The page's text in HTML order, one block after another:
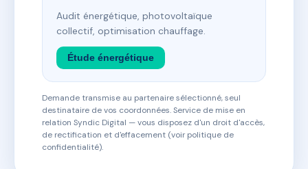
Audit énergétique, photovoltaïque
collectif, optimisation chauffage.
Étude énergétique
Demande transmise au partenaire sélectionné, seul
destinataire de vos coordonnées. Service de mise en
relation Syndic Digital — vous disposez d'un droit d'accès,
de rectification et d'effacement (voir politique de
confidentialité).